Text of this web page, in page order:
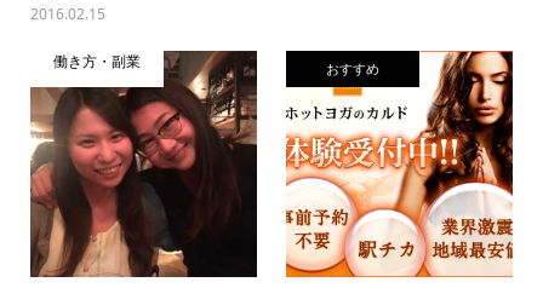
2016.02.15
働き方・副業 おすすめ